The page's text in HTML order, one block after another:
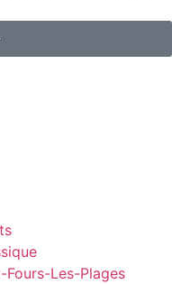
Fours-Les-Plages